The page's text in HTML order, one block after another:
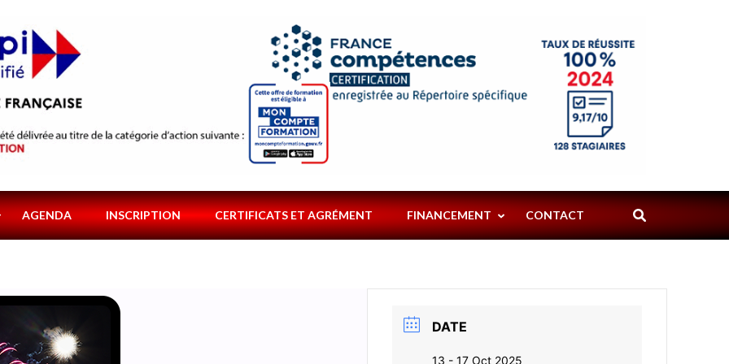
AGENDA INSCRIPTION CERTIFICATS ET AGRÉMENT FINANCEMENT CONTACT
DATE
13 - 17 Oct 2025